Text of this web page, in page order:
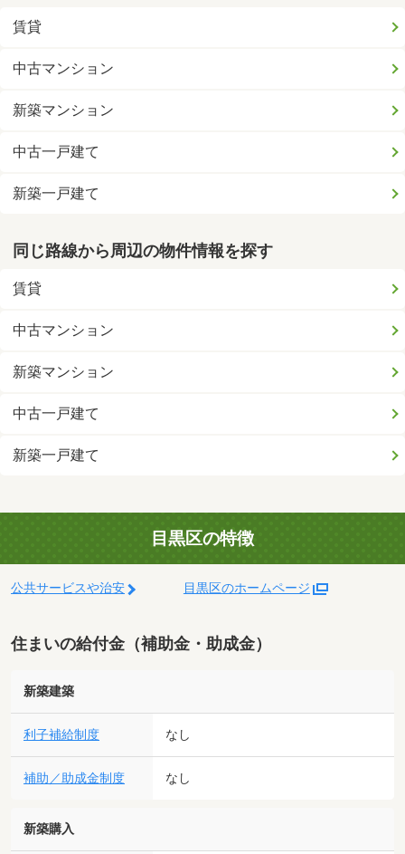
賃貸
中古マンション
新築マンション
中古一戸建て
新築一戸建て
同じ路線から周辺の物件情報を探す
賃貸
中古マンション
新築マンション
中古一戸建て
新築一戸建て
目黒区の特徴
公共サービスや治安 目黒区のホームページ
住まいの給付金（補助金・助成金）
新築建築
利子補給制度 なし
補助／助成金制度 なし
新築購入